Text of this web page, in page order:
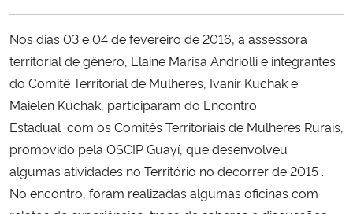
Ministério do Desenvolvimento Regional
Controladoria-Geral da União
Ministério da Mulher, da Família e dos Direitos Humanos
Secretaria-Geral
Nos dias 03 e 04 de fevereiro de 2016, a assessora
territorial de gênero, Elaine Marisa Andriolli e integrantes
do Comitê Territorial de Mulheres, Ivanir Kuchak e
Maielen Kuchak, participaram do Encontro
Estadual com os Comitês Territoriais de Mulheres Rurais,
promovido pela OSCIP Guayí, que desenvolveu
algumas atividades no Território no decorrer de 2015 .
No encontro, foram realizadas algumas oficinas com